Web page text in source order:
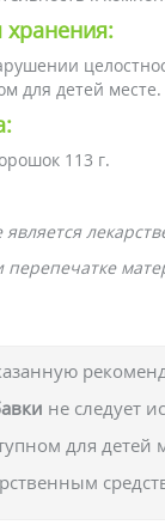
хранения:
для детей месте.
113 г.
не следует
для детей